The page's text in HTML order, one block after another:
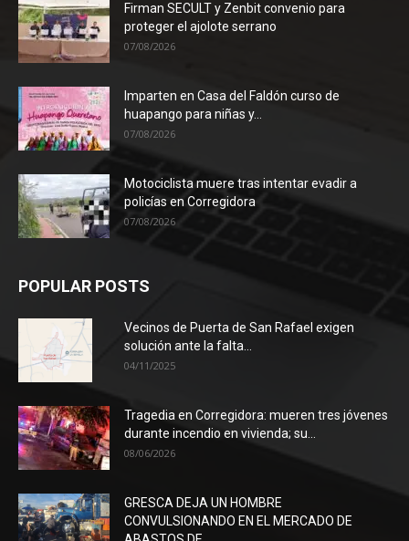
Firman SECULT y Zenbit convenio para
proteger el ajolote serrano
07/08/2026
Imparten en Casa del Faldón curso de
huapango para niñas y...
07/08/2026
Motociclista muere tras intentar evadir a
policías en Corregidora
07/08/2026
POPULAR POSTS
Vecinos de Puerta de San Rafael exigen
solución ante la falta...
04/11/2025
Tragedia en Corregidora: mueren tres jóvenes
durante incendio en vivienda; su...
08/06/2026
GRESCA DEJA UN HOMBRE
CONVULSIONANDO EN EL MERCADO DE